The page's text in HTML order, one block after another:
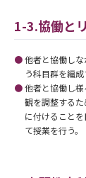
1-3.協働と
他者と協働し
う科目群を編成
他者と協働し
観を調整する
に付けること
て授業を行う。